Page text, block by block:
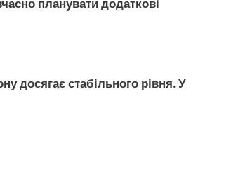
планувати додаткові
досягає стабільного рівня. У